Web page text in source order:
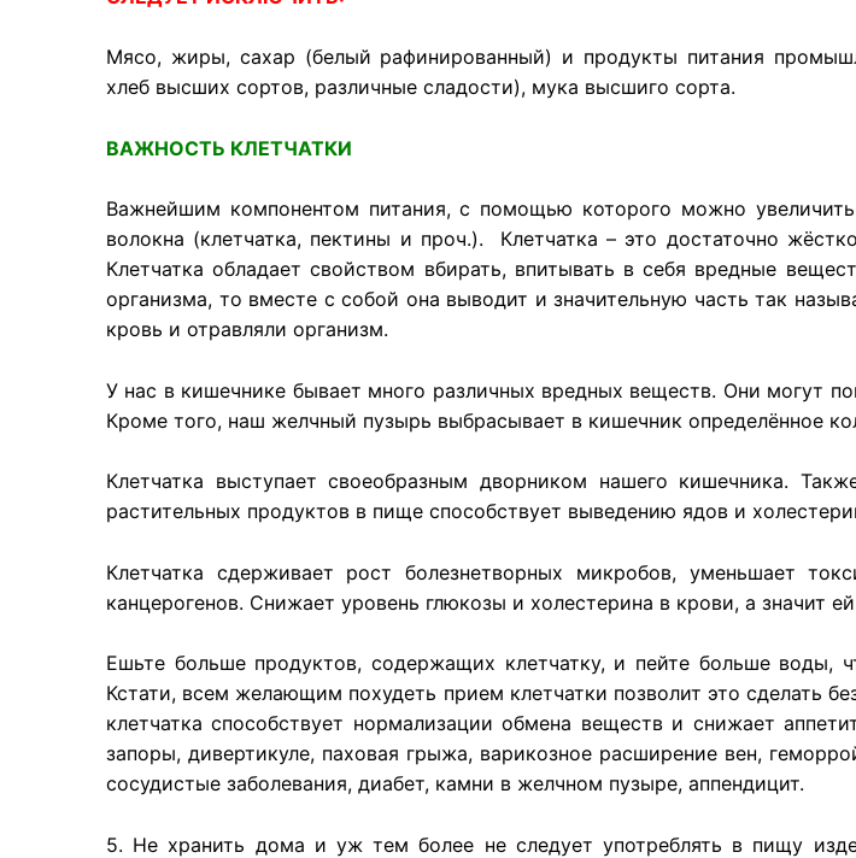
Мясо, жиры, сахар (белый рафинированный) и продукты питания
хлеб высших сортов, различные сладости), мука высшиго сорта.
ВАЖНОСТЬ КЛЕТЧАТКИ
Важнейшим компонентом питания, с помощью которого можно увеличить
волокна (клетчатка, пектины и проч.). Клетчатка – это достаточно
Клетчатка обладаетсвойством вбирать, впитывать в себя вредные
организма, то вместе с собой она выводит и значительную часть так
кровь и отравляли организм.
У нас в кишечнике бывает много различных вредных веществ. Они могут
Кроме того, наш желчный пузырь выбрасывает в кишечник определённое
Клетчатка выступает своеобразным дворником нашего кишечника.
растительных продуктов в пище способствует выведению ядов и
Клетчатка сдерживает рост болезнетворных микробов, уменьшает
канцерогенов. Снижает уровень глюкозы и холестерина в крови, а значит
Ешьте больше продуктов,содержащих клетчатку, и пейте больше воды,
Кстати, всем желающим похудеть прием клетчатки позволит это сделать
клетчатка способствует нормализации обмена веществи снижает
запоры, дивертикуле, паховая грыжа, варикозное расширениевен,
сосудистые заболевания, диабет, камни в желчном пузыре, аппендицит.
5. Не хранить дома и уж темболее не следует употреблять в пищу